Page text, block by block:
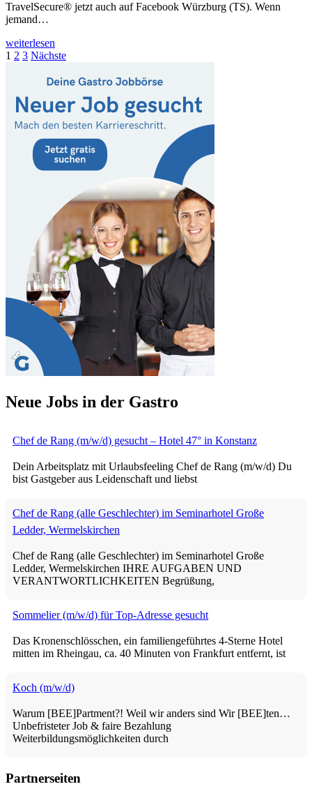
TravelSecure® jetzt auch auf Facebook Würzburg (TS). Wenn
jemand…
weiterlesen
Seitennummerierung
Beiträge
1 2 3 Nächste
Neue Jobs in der Gastro
Chef de Rang (m/w/d) gesucht – Hotel 47° in Konstanz
Dein Arbeitsplatz mit Urlaubsfeeling Chef de Rang (m/w/d) Du
bist Gastgeber aus Leidenschaft und liebst
Chef de Rang (alle Geschlechter) im Seminarhotel Große
Ledder, Wermelskirchen
Chef de Rang (alle Geschlechter) im Seminarhotel Große
Ledder, Wermelskirchen IHRE AUFGABEN UND
VERANTWORTLICHKEITEN Begrüßung,
Sommelier (m/w/d) für Top-Adresse gesucht
Das Kronenschlösschen, ein familiengeführtes 4-Sterne Hotel
mitten im Rheingau, ca. 40 Minuten von Frankfurt entfernt, ist
Koch (m/w/d)
Warum [BEE]Partment?! Weil wir anders sind Wir [BEE]ten…
Unbefristeter Job & faire Bezahlung
Weiterbildungsmöglichkeiten durch
Partnerseiten